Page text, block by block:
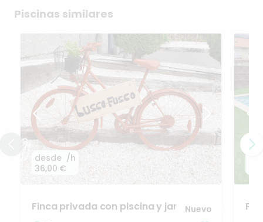
Piscinas similares
desde
36,00 €
/h
Finca privada con piscinay jardínen
Cambados.
Nuevo